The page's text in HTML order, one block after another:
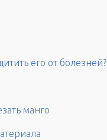
его от болезней?
манго